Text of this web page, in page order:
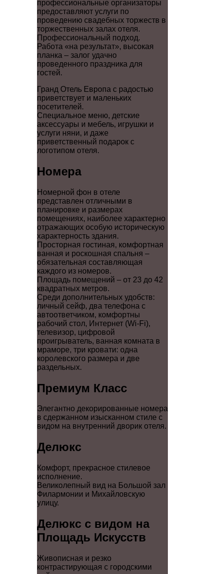
профессиональные организаторы
предоставляют услуги по
проведению свадебных торжеств в
торжественных залах отеля.
Профессиональный подход.
Работа «на результат», высокая
планка – залог удачно
проведенного праздника для
гостей.
Гранд Отель Европа с радостью
приветствует и маленьких
посетителей.
Специальное меню, детские
аксессуары и мебель, игрушки и
услуги няни, и даже
приветственный подарок с
логотипом отеля.
Номера
Номерной фон в отеле
представлен отличными в
планировке и размерах
помещениях, наиболее характерно
отражающих особую историческую
характерность здания.
Просторная гостиная, комфортная
ванная и роскошная спальня –
обязательная составляющая
каждого из номеров.
Площадь помещений – от 23 до 42
квадратных метров.
Среди дополнительных удобств:
личный сейф, два телефона с
автоответчиком, комфортны
рабочий стол, Интернет (Wi-Fi),
телевизор, цифровой
проигрыватель, ванная комната в
мраморе, три кровати: одна
королевского размера и две
раздельных.
Премиум Класс
Элегантно декорированные номера
в сдержанном изысканном стиле с
видом на внутренний дворик отеля.
Делюкс
Комфорт, прекрасное стилевое
исполнение.
Великолепный вид на Большой зал
Филармонии и Михайловскую
улицу.
Делюкс с видом на
Площадь Искусств
Живописная и резко
контрастирующая с городскими